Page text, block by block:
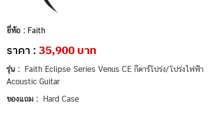
ยี่ห้อ : Faith
ราคา :35,900 บาท
รุ่น : Faith Eclipse Series Venus CE กีตาร์โปร่ง/โปร่งไฟฟ้า
Acoustic Guitar
ของแถม : Hard Case